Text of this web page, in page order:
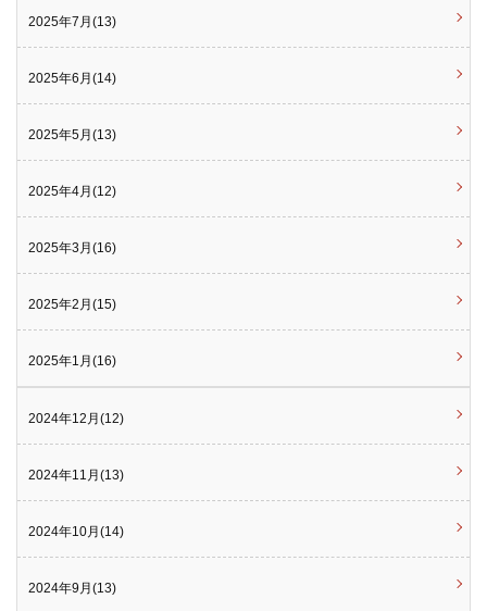
2025年7月(13)
2025年6月(14)
2025年5月(13)
2025年4月(12)
2025年3月(16)
2025年2月(15)
2025年1月(16)
2024年12月(12)
2024年11月(13)
2024年10月(14)
2024年9月(13)